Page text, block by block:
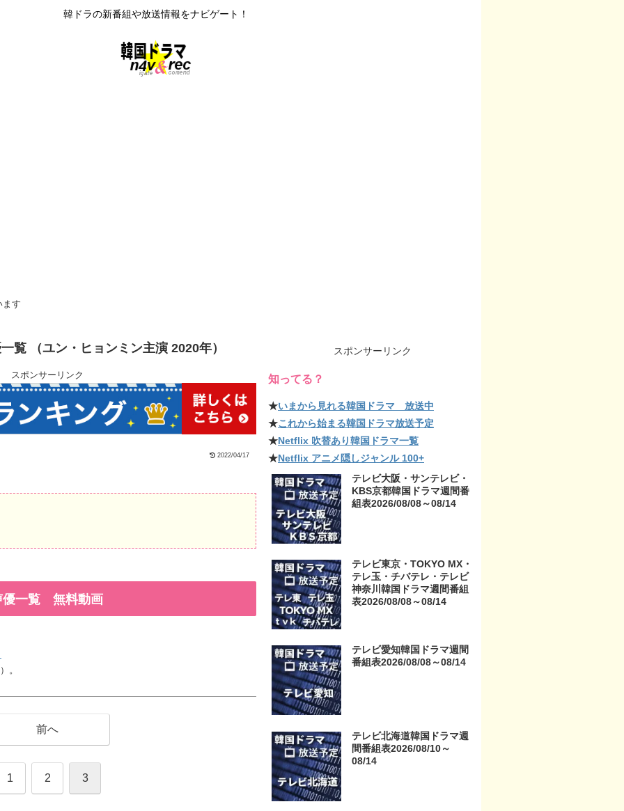
韓ドラの新番組や放送情報をナビゲート！
す
覧 （ユン・ヒョンミン主演 2020年）
スポンサーリンク
2022/04/17
優一覧 無料動画
。
前へ
1 2 3
スポンサーリンク
知ってる？
★いまから見れる韓国ドラマ 放送中
★これから始まる韓国ドラマ放送予定
★Netflix 吹替あり韓国ドラマ一覧
★Netflix アニメ隠しジャンル 100+
テレビ大阪・サンテレビ・
KBS京都韓国ドラマ週間番
組表2026/08/08～08/14
テレビ東京・TOKYO MX・
テレ玉・チバテレ・テレビ
神奈川韓国ドラマ週間番組
表2026/08/08～08/14
テレビ愛知韓国ドラマ週間
番組表2026/08/08～08/14
テレビ北海道韓国ドラマ週
間番組表2026/08/10～
08/14